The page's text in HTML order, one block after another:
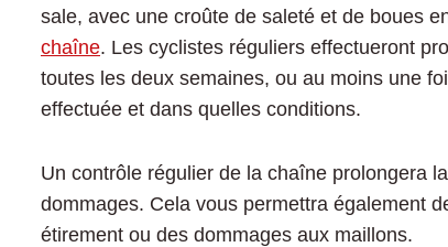
sale, avec une croûte de saleté et de boues
chaîne. Les cyclistes réguliers effectueront
toutes les deux semaines, ou au moins une
effectuée et dans quelles conditions.
Un contrôle régulier de la chaîne prolongera
dommages. Cela vous permettra également
étirement ou des dommages aux maillons.